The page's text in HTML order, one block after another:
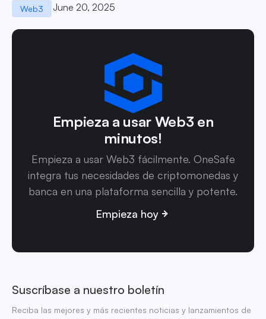
Web3 June 20, 2025
Empieza a usar Web3 en
minutos!
Empieza a usar Web3 fácilmente. OneSafe
integra tus necesidades de criptomonedas y
banca en una plataforma sencilla y potente.
Empieza hoy
Suscríbase a nuestro boletín
Reciba las mejores y más recientes noticias y lanzamientos de